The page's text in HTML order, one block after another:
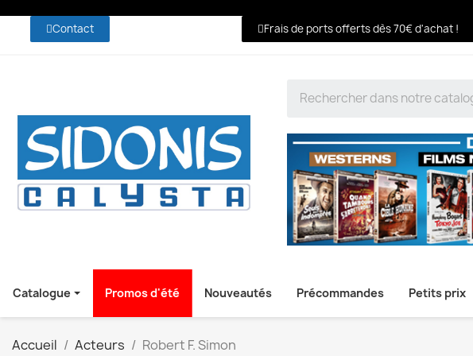
Contact Frais de ports offerts dès 70€ d'achat !
Catalogue Promos d'été Nouveautés Précommandes Petits prix
Accueil Acteurs Robert F. Simon